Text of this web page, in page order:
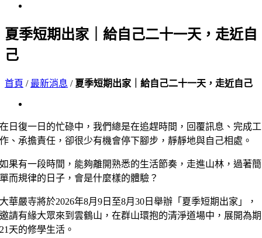
夏季短期出家｜給自己二十一天，走近自
己
首頁 / 最新消息 / 夏季短期出家｜給自己二十一天，走近自己
Image
在日復一日的忙碌中，我們總是在追趕時間，回覆訊息、完成工
作、承擔責任，卻很少有機會停下腳步，靜靜地與自己相處。
如果有一段時間，能夠離開熟悉的生活節奏，走進山林，過著簡
單而規律的日子，會是什麼樣的體驗？
大華嚴寺將於2026年8月9日至8月30日舉辦「夏季短期出家」，
邀請有緣大眾來到雲鶴山，在群山環抱的清淨道場中，展開為期
21天的修學生活。